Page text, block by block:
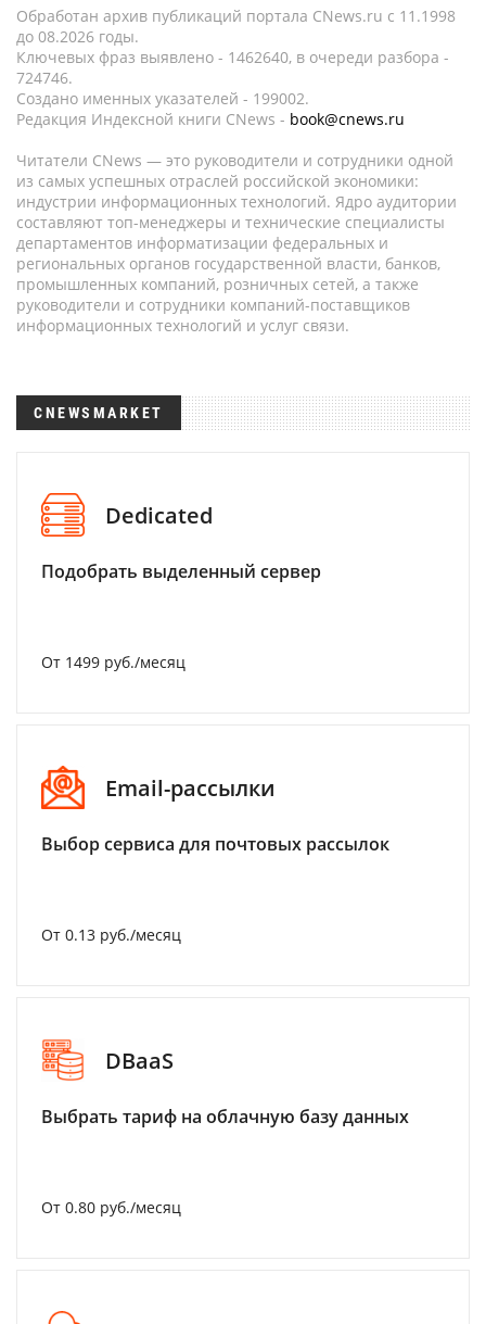
Обработан архив публикаций портала CNews.ru c 11.1998
до 08.2026 годы.
Ключевых фраз выявлено - 1462640, в очереди разбора -
724746.
Создано именных указателей - 199002.
Редакция Индексной книги CNews - book@cnews.ru
Читатели CNews — это руководители и сотрудники одной
из самых успешных отраслей российской экономики:
индустрии информационных технологий. Ядро аудитории
составляют топ-менеджеры и технические специалисты
департаментов информатизации федеральных и
региональных органов государственной власти, банков,
промышленных компаний, розничных сетей, а также
руководители и сотрудники компаний-поставщиков
информационных технологий и услуг связи.
CNEWSMARKET
Dedicated
Подобрать выделенный сервер
От 1499 руб./месяц
Email-рассылки
Выбор сервиса для почтовых рассылок
От 0.13 руб./месяц
DBaaS
Выбрать тариф на облачную базу данных
От 0.80 руб./месяц